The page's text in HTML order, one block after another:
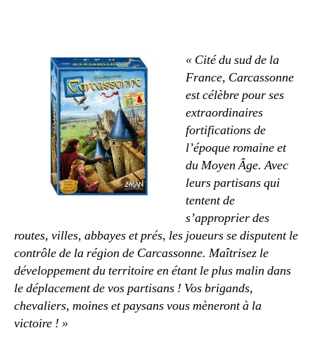
« Cité du sud de la
France, Carcassonne
est célèbre pour ses
extraordinaires
fortifications de
l’époque romaine et
du Moyen Âge. Avec
leurs partisans qui
tentent de
s’approprier des
routes, villes, abbayes et prés, les joueurs se disputent le
contrôle de la région de Carcassonne. Maîtrisez le
développement du territoire en étant le plus malin dans
le déplacement de vos partisans ! Vos brigands,
chevaliers, moines et paysans vous mèneront à la
victoire ! »